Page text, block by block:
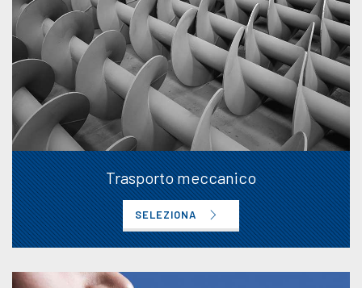
Trasporto meccanico
SELEZIONA